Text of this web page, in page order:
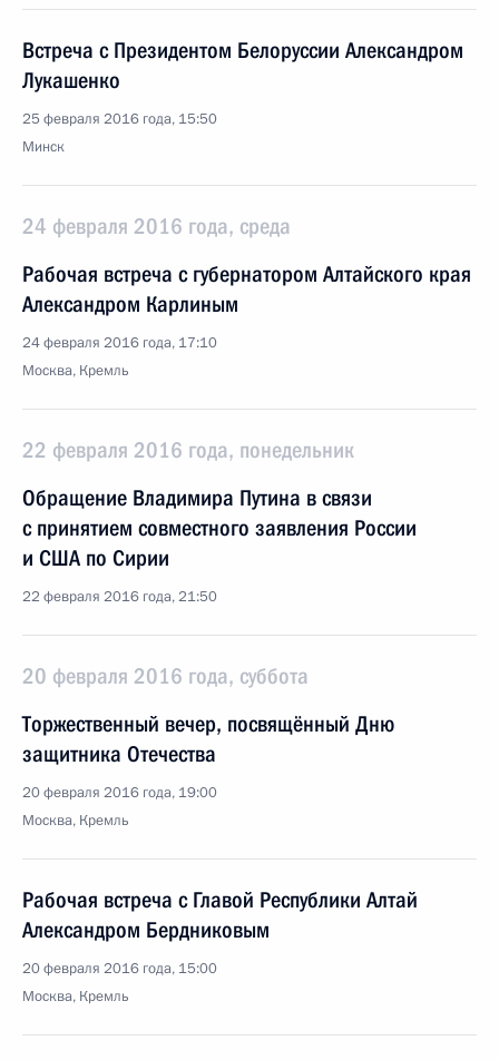
Встреча с Президентом Белоруссии Александром
Лукашенко
25 февраля 2016 года, 15:50
Минск
24 февраля 2016 года, среда
Рабочая встреча с губернатором Алтайского края
Александром Карлиным
24 февраля 2016 года, 17:10
Москва, Кремль
22 февраля 2016 года, понедельник
Обращение Владимира Путина в связи
с принятием совместного заявления России
и США по Сирии
22 февраля 2016 года, 21:50
20 февраля 2016 года, суббота
Торжественный вечер, посвящённый Дню
защитника Отечества
20 февраля 2016 года, 19:00
Москва, Кремль
Рабочая встреча с Главой Республики Алтай
Александром Бердниковым
20 февраля 2016 года, 15:00
Москва, Кремль